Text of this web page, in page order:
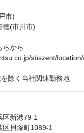
市)
徳(市川市)
らから
sbszent/
除く当社関連勤務地
区新港79-1
区貝塚町1089-1